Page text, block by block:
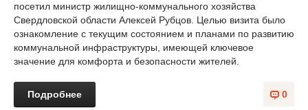
посетил министр жилищно-коммунального хозяйства
Свердловской области Алексей Рубцов. Целью визита было
ознакомление с текущим состоянием и планами по развитию
коммунальной инфраструктуры, имеющей ключевое
значение для комфорта и безопасности жителей.
0
Подробнее